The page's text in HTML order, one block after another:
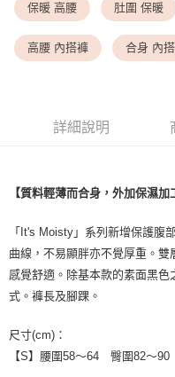
<無合作配送請勿選取>付款
每筆NT$9,999
付款後7-11取貨
黑貓宅配
離島宅配
每筆NT$200，滿NT$1,500(
保暖 高腰 肚圍 保暖
高腰 內搭褲 合身 內
詳細說明
【質料輕薄而合身，外加保濕
「It's Moisty」系列新增保護腹
曲線，不易顯胖亦不覺厚重。
感覺舒適。除基本款的素面黑
式。褲長及腳踝。
尺寸(cm)：
【S】腰圍58～64 臀圍82～